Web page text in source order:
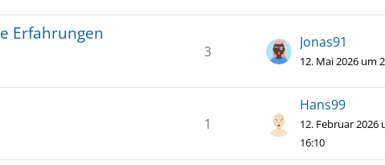
Erfahrungen
3
Jonas91
12. Mai 2026 um
1
Hans99
12. Februar 2026
16:10